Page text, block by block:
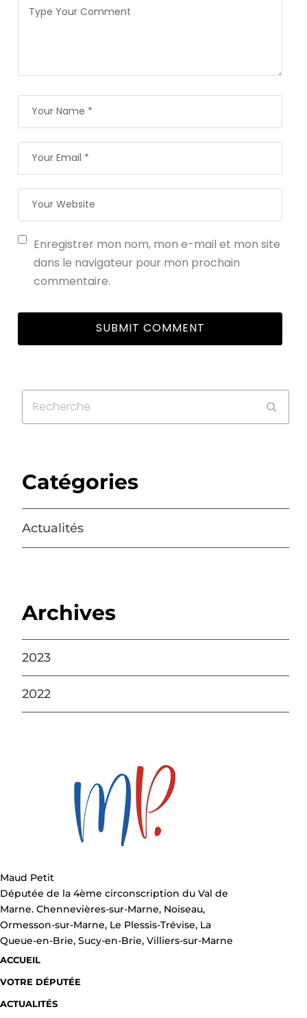
Enregistrer mon nom, mon e-mail et mon site
dans le navigateur pour mon prochain
commentaire.
Catégories
Actualités
Archives
2023
2022
Maud Petit
Députée de la 4ème circonscription du Val de
Marne. Chennevières-sur-Marne, Noiseau,
Ormesson-sur-Marne, Le Plessis-Trévise, La
Queue-en-Brie, Sucy-en-Brie, Villiers-sur-Marne
ACCUEIL
VOTRE DÉPUTÉE
ACTUALITÉS